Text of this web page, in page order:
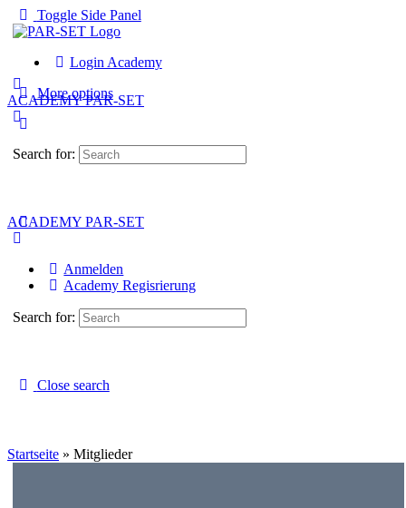
Toggle Side Panel
Login Academy
More options
ACADEMY PAR-SET
Search for:
ACADEMY PAR-SET
Anmelden
Academy Regisrierung
Search for:
Close search
Startseite » Mitglieder